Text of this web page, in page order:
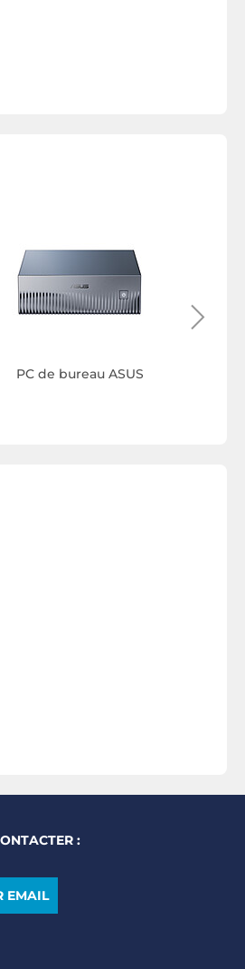
PC de bureau ASUS
:
EMAIL